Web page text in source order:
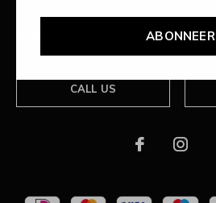
ABONNEER
CALL US